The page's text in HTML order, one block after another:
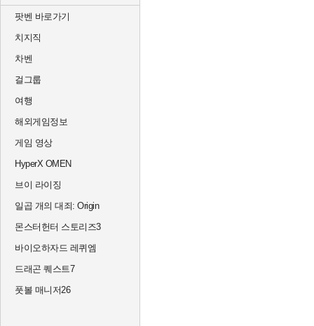
팟벤 바로가기
치지직
차벤
걸그룹
여행
해외게임정보
게임 영상
HyperX OMEN
브이 라이징
일곱 개의 대죄: Origin
몬스터헌터 스토리즈3
바이오하자드 레퀴엠
드래곤 퀘스트7
풋볼 매니저26